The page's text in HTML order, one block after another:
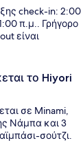
check-in: 2:00
π.μ.. Γρήγορο
είναι
το Hiyori
σε Minami,
Νάμπα και 3
σούτζι.